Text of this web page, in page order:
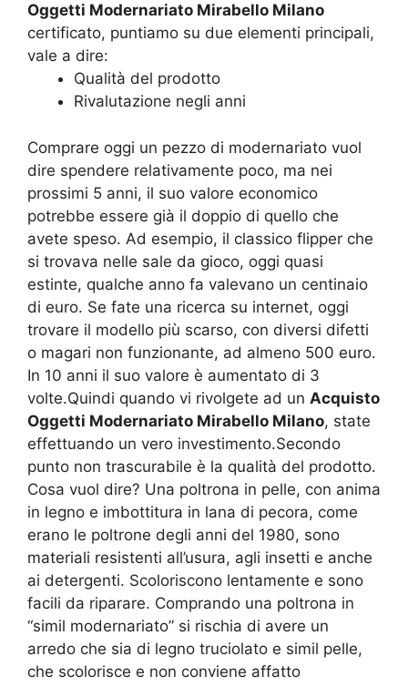
Oggetti Modernariato Mirabello Milano
certificato, puntiamo su due elementi principali,
vale a dire:
Qualità del prodotto
Rivalutazione negli anni
Comprare oggi un pezzo di modernariato vuol
dire spendere relativamente poco, ma nei
prossimi 5 anni, il suo valore economico
potrebbe essere già il doppio di quello che
avete speso. Ad esempio, il classico flipper che
si trovava nelle sale da gioco, oggi quasi
estinte, qualche anno fa valevano un centinaio
di euro. Se fate una ricerca su internet, oggi
trovare il modello più scarso, con diversi difetti
o magari non funzionante, ad almeno 500 euro.
In 10 anni il suo valore è aumentato di 3
volte.Quindi quando vi rivolgete ad un Acquisto
Oggetti Modernariato Mirabello Milano, state
effettuando un vero investimento.Secondo
punto non trascurabile è la qualità del prodotto.
Cosa vuol dire? Una poltrona in pelle, con anima
in legno e imbottitura in lana di pecora, come
erano le poltrone degli anni del 1980, sono
materiali resistenti all’usura, agli insetti e anche
ai detergenti. Scoloriscono lentamente e sono
facili da riparare. Comprando una poltrona in
“simil modernariato” si rischia di avere un
arredo che sia di legno truciolato e simil pelle,
che scolorisce e non conviene affatto